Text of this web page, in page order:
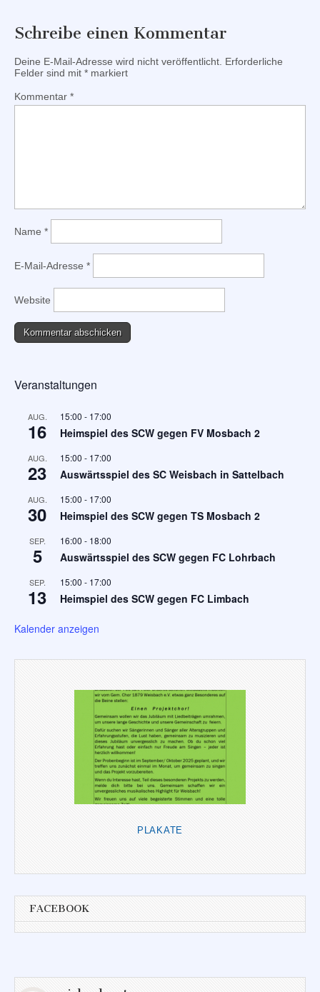
Schreibe einen Kommentar
Deine E-Mail-Adresse wird nicht veröffentlicht. Erforderliche
Felder sind mit * markiert
Kommentar *
Name *
E-Mail-Adresse *
Website
Veranstaltungen
AUG.
16
15:00 - 17:00
Heimspiel des SCW gegen FV Mosbach 2
AUG.
23
15:00 - 17:00
Auswärtsspiel des SC Weisbach in Sattelbach
AUG.
30
15:00 - 17:00
Heimspiel des SCW gegen TS Mosbach 2
SEP.
5
16:00 - 18:00
Auswärtsspiel des SCW gegen FC Lohrbach
SEP.
13
15:00 - 17:00
Heimspiel des SCW gegen FC Limbach
Kalender anzeigen
PLAKATE
FACEBOOK